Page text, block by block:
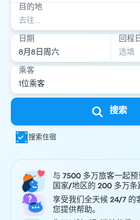
目的地
日期 回程
乘客
搜索
搜索住宿
与 7500 多万旅客一起
国家/地区的 200 多万条
享受我们全天候 24/7 的
您提供帮助。